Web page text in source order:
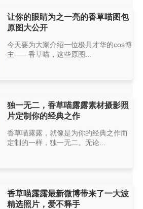
让你的眼睛为之一亮的香草喵图包
原图大公开
今天要为大家介绍一位极具才华的cos博
主——香草喵，这些原图...
独一无二，香草喵露露素材摄影照
片定制你的经典之作
香草喵露露，就像是为你的经典之作而
定制的一样，独一无二。无论...
香草喵露露最新微博带来了一大波
精选照片，爱不释手